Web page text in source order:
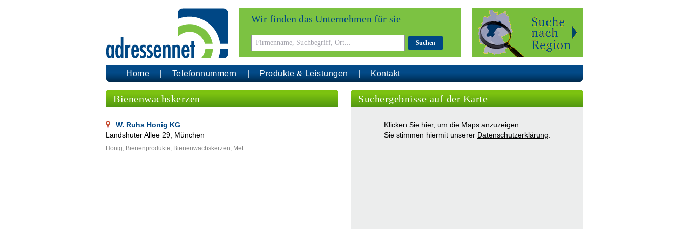
Wir finden das Unternehmen für sie
Suchen
Home Telefonnummern Produkte & Leistungen Kontakt
Bienenwachskerzen
W. Ruhs Honig KG
Landshuter Allee 29, München
Honig, Bienenprodukte, Bienenwachskerzen, Met
Suchergebnisse auf der Karte
Klicken Sie hier, um die Maps anzuzeigen.
Sie stimmen hiermit unserer Datenschutzerklärung